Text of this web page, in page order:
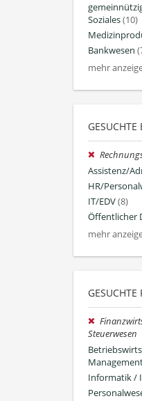
Soziales(10)
Bankwesen
mehr
GESUCHTE
Assistenz/
HR/
IT/EDV(8)
Öffentlicher
mehr
GESUCHTE
Steuerwesen
Informatik /